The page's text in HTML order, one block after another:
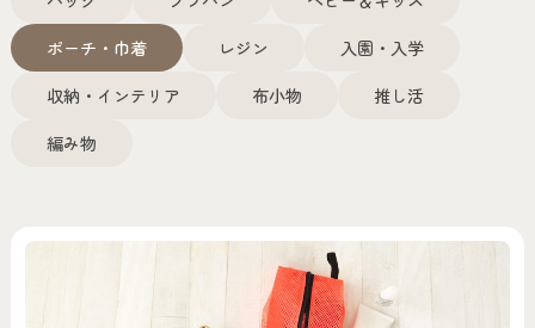
ポーチ・巾着
レジン
入園・入学
収納・インテリア
布小物
推し活
編み物